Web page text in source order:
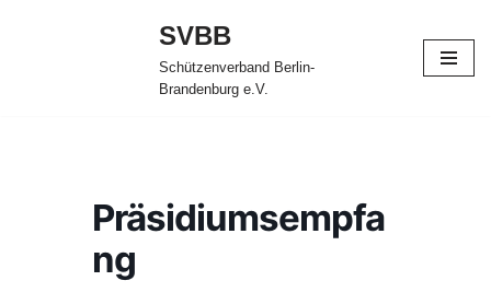
SVBB
Schützenverband Berlin-
Brandenburg e.V.
Präsidiumsempfa
ng